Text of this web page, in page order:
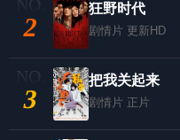
2
狂野时代
剧情片 更新HD
3
把我关起来
剧情片 正片